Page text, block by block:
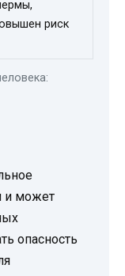
риск
и может
опасность